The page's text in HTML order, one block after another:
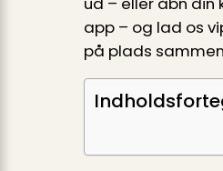
app – og lad os
på plads